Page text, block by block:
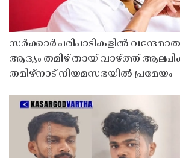
സർക്കാർ പരിപാടികളിൽ
ആദ്യം തമിഴ് തായ് വാഴ്ത്ത്
തമിഴ്നാട് നിയമസഭയിൽ പ്രമേയം